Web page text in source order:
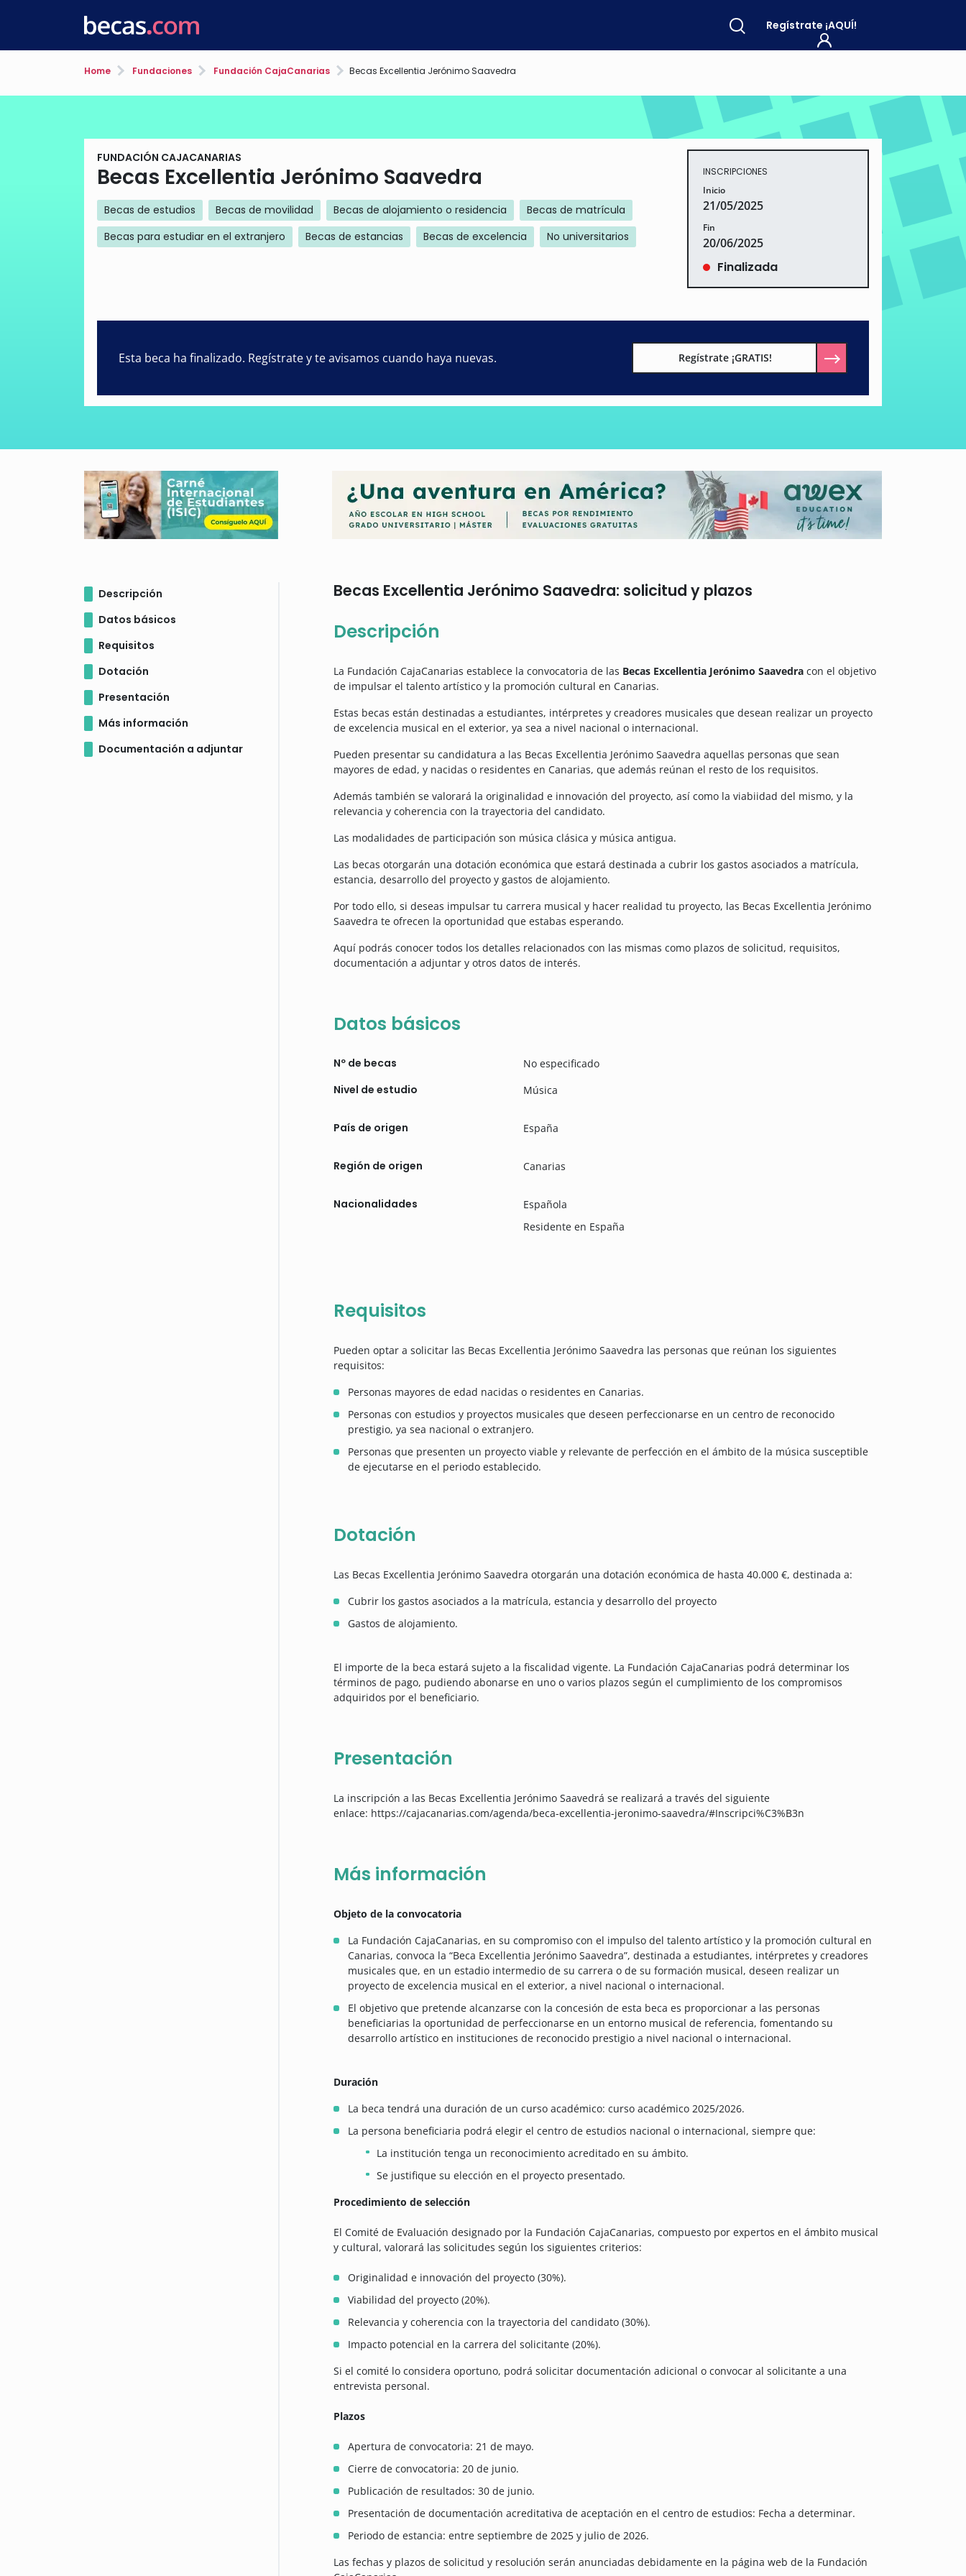
Regístrate ¡AQUÍ!
Home Fundaciones Fundación CajaCanarias Becas Excellentia Jerónimo Saavedra
FUNDACIÓN CAJACANARIAS
Becas Excellentia Jerónimo Saavedra
Becas de estudios Becas de movilidad Becas de alojamiento o residencia
Becas de matrícula
Becas para estudiar en el extranjero
Becas de estancias Becas de excelencia No universitarios
INSCRIPCIONES
Inicio
21/05/2025
Fin
20/06/2025
Finalizada
Esta beca ha finalizado. Regístrate y te avisamos cuando haya nuevas. Regístrate ¡GRATIS!
Descripción
Datos básicos
Requisitos
Dotación
Presentación
Más información
Documentación a adjuntar
Becas Excellentia Jerónimo Saavedra: solicitud y plazos
Descripción
La Fundación CajaCanarias establece la convocatoria de las Becas Excellentia Jerónimo Saavedra con el objetivo
de impulsar el talento artístico y la promoción cultural en Canarias.
Estas becas están destinadas a estudiantes, intérpretes y creadores musicales que desean realizar un proyecto
de excelencia musical en el exterior, ya sea a nivel nacional o internacional.
Pueden presentar su candidatura a las Becas Excellentia Jerónimo Saavedra aquellas personas que sean
mayores de edad, y nacidas o residentes en Canarias, que además reúnan el resto de los requisitos.
Además también se valorará la originalidad e innovación del proyecto, así como la viabiidad del mismo, y la
relevancia y coherencia con la trayectoria del candidato.
Las modalidades de participación son música clásica y música antigua.
Las becas otorgarán una dotación económica que estará destinada a cubrir los gastos asociados a matrícula,
estancia, desarrollo del proyecto y gastos de alojamiento.
Por todo ello, si deseas impulsar tu carrera musical y hacer realidad tu proyecto, las Becas Excellentia Jerónimo
Saavedra te ofrecen la oportunidad que estabas esperando.
Aquí podrás conocer todos los detalles relacionados con las mismas como plazos de solicitud, requisitos,
documentación a adjuntar y otros datos de interés.
Datos básicos
Nº de becas No especificado
Nivel de estudio Música
País de origen España
Región de origen Canarias
Nacionalidades
Española
Residente en España
Requisitos
Pueden optar a solicitar las Becas Excellentia Jerónimo Saavedra las personas que reúnan los siguientes
requisitos:
Personas mayores de edad nacidas o residentes en Canarias.
Personas con estudios y proyectos musicales que deseen perfeccionarse en un centro de reconocido
prestigio, ya sea nacional o extranjero.
Personas que presenten un proyecto viable y relevante de perfección en el ámbito de la música susceptible
de ejecutarse en el periodo establecido.
Dotación
Las Becas Excellentia Jerónimo Saavedra otorgarán una dotación económica de hasta 40.000 €, destinada a:
Cubrir los gastos asociados a la matrícula, estancia y desarrollo del proyecto
Gastos de alojamiento.
El importe de la beca estará sujeto a la fiscalidad vigente. La Fundación CajaCanarias podrá determinar los
términos de pago, pudiendo abonarse en uno o varios plazos según el cumplimiento de los compromisos
adquiridos por el beneficiario.
Presentación
La inscripción a las Becas Excellentia Jerónimo Saavedrá se realizará a través del siguiente
enlace: https://cajacanarias.com/agenda/beca-excellentia-jeronimo-saavedra/#Inscripci%C3%B3n
Más información
Objeto de la convocatoria
La Fundación CajaCanarias, en su compromiso con el impulso del talento artístico y la promoción cultural en
Canarias, convoca la “Beca Excellentia Jerónimo Saavedra”, destinada a estudiantes, intérpretes y creadores
musicales que, en un estadio intermedio de su carrera o de su formación musical, deseen realizar un
proyecto de excelencia musical en el exterior, a nivel nacional o internacional.
El objetivo que pretende alcanzarse con la concesión de esta beca es proporcionar a las personas
beneficiarias la oportunidad de perfeccionarse en un entorno musical de referencia, fomentando su
desarrollo artístico en instituciones de reconocido prestigio a nivel nacional o internacional.
Duración
La beca tendrá una duración de un curso académico: curso académico 2025/2026.
La persona beneficiaria podrá elegir el centro de estudios nacional o internacional, siempre que:
La institución tenga un reconocimiento acreditado en su ámbito.
Se justifique su elección en el proyecto presentado.
Procedimiento de selección
El Comité de Evaluación designado por la Fundación CajaCanarias, compuesto por expertos en el ámbito musical
y cultural, valorará las solicitudes según los siguientes criterios:
Originalidad e innovación del proyecto (30%).
Viabilidad del proyecto (20%).
Relevancia y coherencia con la trayectoria del candidato (30%).
Impacto potencial en la carrera del solicitante (20%).
Si el comité lo considera oportuno, podrá solicitar documentación adicional o convocar al solicitante a una
entrevista personal.
Plazos
Apertura de convocatoria: 21 de mayo.
Cierre de convocatoria: 20 de junio.
Publicación de resultados: 30 de junio.
Presentación de documentación acreditativa de aceptación en el centro de estudios: Fecha a determinar.
Periodo de estancia: entre septiembre de 2025 y julio de 2026.
Las fechas y plazos de solicitud y resolución serán anunciadas debidamente en la página web de la Fundación